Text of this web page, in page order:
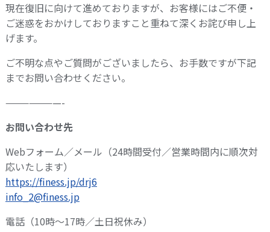
現在復旧に向けて進めておりますが、お客様にはご不便・
ご迷惑をおかけしておりますこと重ねて深くお詫び申し上
げます。
ご不明な点やご質問がございましたら、お手数ですが下記
までお問い合わせください。
———————-
お問い合わせ先
Webフォーム／メール（24時間受付／営業時間内に順次対
応いたします）
https://finess.jp/drj6
info_2@finess.jp
電話（10時～17時／土日祝休み）